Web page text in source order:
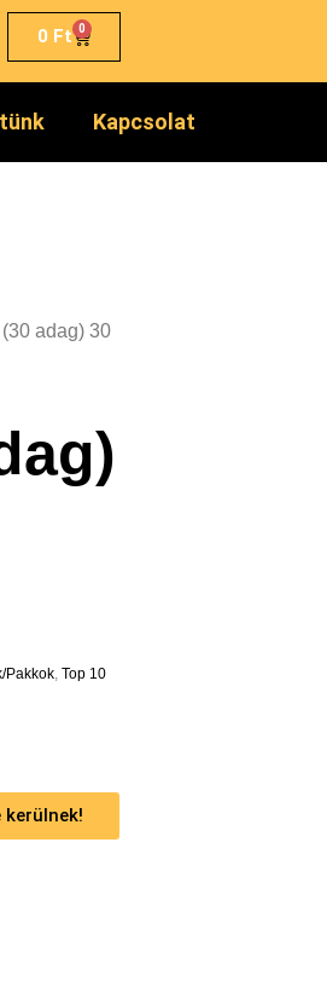
0 Ft 0
Kapcsolat
adag) 30
Pakkok, Top 10